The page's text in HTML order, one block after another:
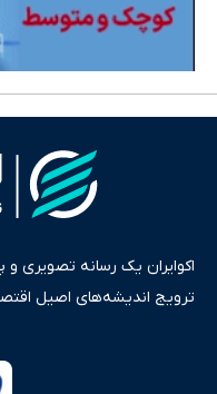
اکوایران یک رسانه تصویری
ترویج اندیشه‌های اصیل
ایران و جهان را در
پایش می‌کند. این رسانه به